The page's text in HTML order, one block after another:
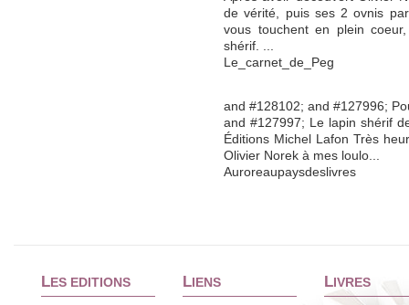
de vérité, puis ses 2 ovnis
vous touchent en plein
shérif. ...
Le_carnet_de_Peg
and #128102; and #127996;
and #127997; Le lapin shérif
Éditions Michel Lafon Très
Olivier Norek à mes loulo...
Auroreaupaysdeslivres
LES EDITIONS LIENS LIVRES